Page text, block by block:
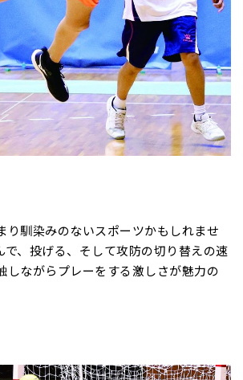
り馴染みのないスポーツかもしれませ
で、投げる、そして攻防の切り替えの速
しながらプレーをする激しさが魅力の